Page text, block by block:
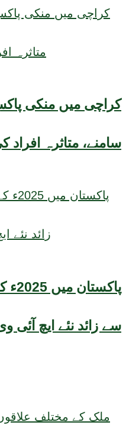
کراچی میں منکی
سامنے، متاثرہ افراد کی
سے زائد نئے ایچ آئی